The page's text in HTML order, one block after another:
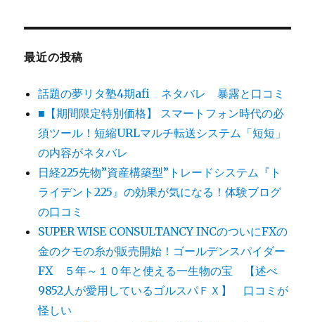
最近の投稿
話題の夢リタ塾4期afi ネタバレ 暴露と口コミ
■【期間限定特別価格】 スマートフォン時代の必
須ツール！短縮URLマルチ転送システム「短短」
の内容がネタバレ
日経225先物”資産構築型”トレードシステム『ト
ライデント225』の効果が気になる！体験ブログ
の口コミ
SUPER WISE CONSULTANCY INCのついにFXの
金のクモの糸が販売開始！ゴールデンスパイダー
FX ５年～１０年と使える一生物の宝 【述べ
9852人が愛用しているゴルスパＦＸ】 口コミが
怪しい